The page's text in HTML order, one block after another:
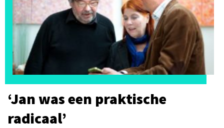
‘Jan was een praktische
radicaal’